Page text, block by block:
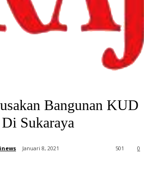
Bangunan KUD
Sukaraya
Januari 8, 2021 0
501